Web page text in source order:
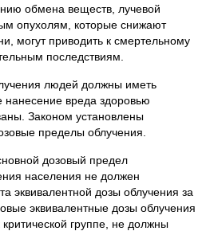
обмена веществ, лучевой
опухолям, которые снижают
могут приводить к смертельному
последствиям.
людей должны иметь
вреда здоровью
Законом установлены
пределы облучения.
дозовый предел
населения не должен
эквивалентной дозы облучения за
эквивалентные дозы облучения
критической группе, не должны